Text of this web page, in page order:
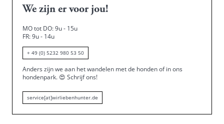
We zijn er voor jou!
MO tot DO: 9u - 15u
FR: 9u - 14u
+ 49 (0) 5232 980 53 50
Anders zijn we aan het wandelen met de honden of in ons
hondenpark. 😍 Schrijf ons!
service[at]wirliebenhunter.de